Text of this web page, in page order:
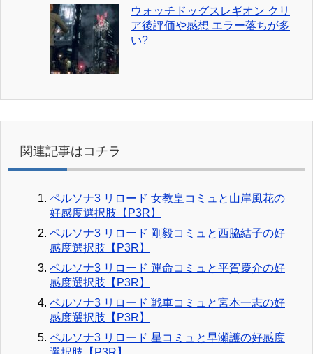
ウォッチドッグスレギオン クリ
ア後評価や感想 エラー落ちが多
い?
関連記事はコチラ
ペルソナ3 リロード 女教皇コミュと山岸風花の
好感度選択肢【P3R】
ペルソナ3 リロード 剛毅コミュと西脇結子の好
感度選択肢【P3R】
ペルソナ3 リロード 運命コミュと平賀慶介の好
感度選択肢【P3R】
ペルソナ3 リロード 戦車コミュと宮本一志の好
感度選択肢【P3R】
ペルソナ3 リロード 星コミュと早瀬護の好感度